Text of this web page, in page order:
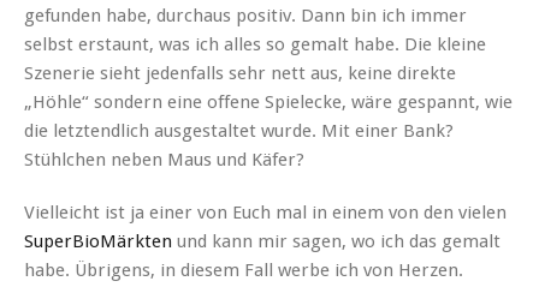
gefunden habe, durchaus positiv. Dann bin ich immer
selbst erstaunt, was ich alles so gemalt habe. Die kleine
Szenerie sieht jedenfalls sehr nett aus, keine direkte
„Höhle“ sondern eine offene Spielecke, wäre gespannt, wie
die letztendlich ausgestaltet wurde. Mit einer Bank?
Stühlchen neben Maus und Käfer?
Vielleicht ist ja einer von Euch mal in einem von den vielen
SuperBioMärkten und kann mir sagen, wo ich das gemalt
habe. Übrigens, in diesem Fall werbe ich von Herzen.